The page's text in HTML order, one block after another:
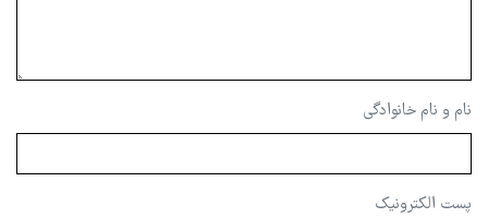
نام و نام خانوادگی
پست الکترونیک